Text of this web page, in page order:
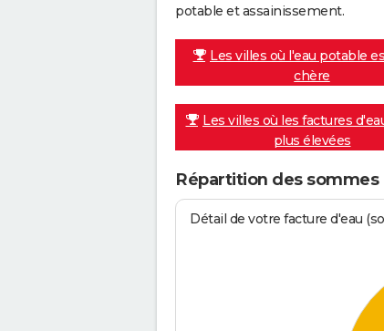
potable et assainissement.
Les villes où l'eau potable
chère
Les villes où les factures
plus élevées
Répartition des sommes
Détail de votre facture d'eau